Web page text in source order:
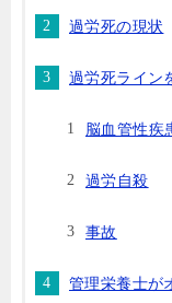
過労死の現状
過労死ライン
脳血管性疾
過労自殺
事故
管理栄養士が